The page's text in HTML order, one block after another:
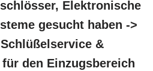
Elektronische
gesucht haben ->
&
den Einzugsbereich